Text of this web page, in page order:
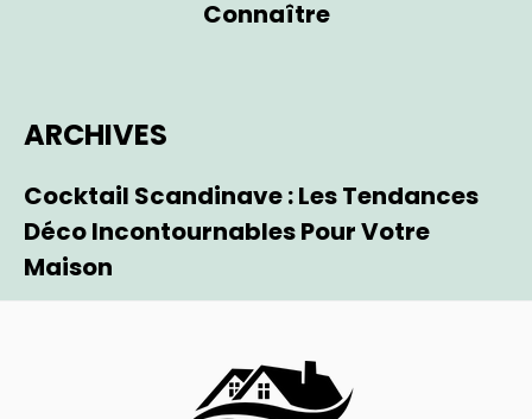
Connaître
ARCHIVES
Cocktail Scandinave : Les Tendances
Déco Incontournables Pour Votre
Maison